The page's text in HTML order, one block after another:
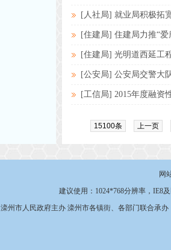
[人社局] 就业局积极拓
[住建局] 住建局力推“
[住建局] 光明道西延工
[公安局] 公安局交警大
[工信局] 2015年度融资
15100条 上一页
网
建议使用：1024*768分辨率，IE8
滦州市人民政府主办 滦州市各镇街、各部门联合承办